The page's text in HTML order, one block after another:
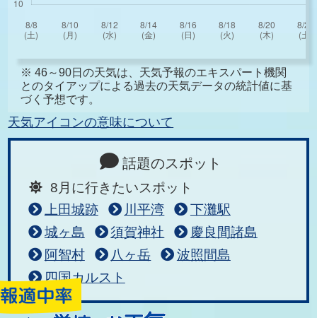
※ 46～90日の天気は、天気予報のエキスパート機関
とのタイアップによる過去の天気データの統計値に基
づく予想です。
天気アイコンの意味について
話題のスポット
8月に行きたいスポット
上田城跡
川平湾
下灘駅
城ヶ島
須賀神社
慶良間諸島
阿智村
八ヶ岳
波照間島
四国カルスト